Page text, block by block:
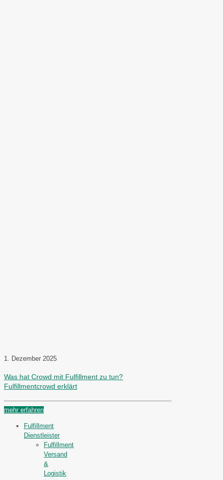
1. Dezember 2025
Was hat Crowd mit Fulfillment zu tun?
Fulfillmentcrowd erklärt
mehr erfahren
Fulfillment
Dienstleister
Fulfillment
Versand
&
Logistik